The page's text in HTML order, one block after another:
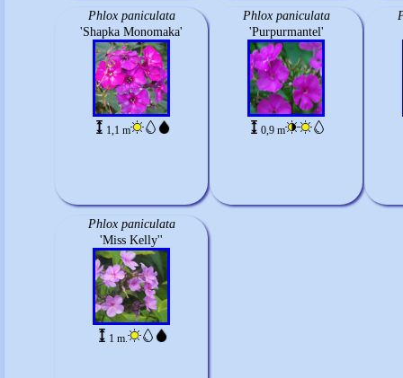
Phlox paniculata
'Shapka Monomaka'
1,1 m
Phlox paniculata
'Purpurmantel'
0,9 m
Phlox paniculata
'Miss Kelly''
1 m.